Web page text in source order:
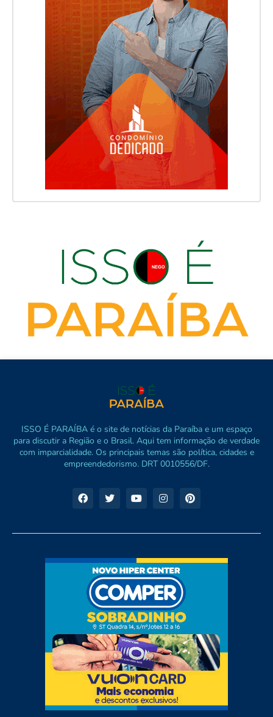
ISSO É PARAÍBA é o site de notícias da Paraíba e um espaço
para discutir a Região e o Brasil. Aqui tem informação de verdade
com imparcialidade. Os principais temas são política, cidades e
empreendedorismo. DRT 0010556/DF.